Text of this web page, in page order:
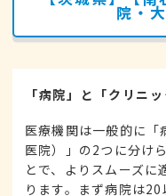
院・
「病院」と「クリニ
医療機関は一般的に「
医院）」の2つに分け
とで、よりスムーズに
ります。まず病院は